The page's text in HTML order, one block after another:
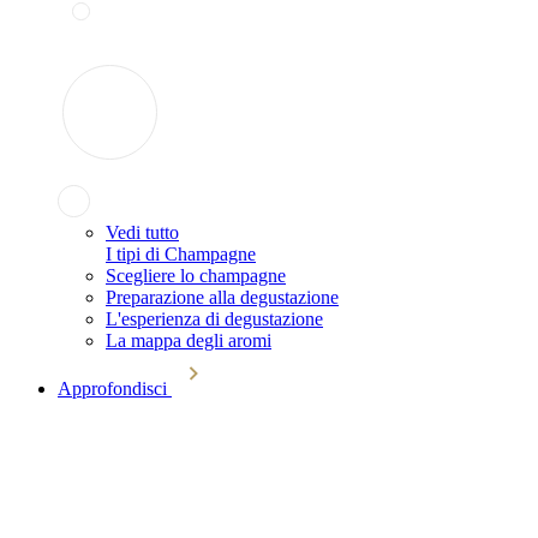
Vedi tutto
I tipi di Champagne
Scegliere lo champagne
Preparazione alla degustazione
L'esperienza di degustazione
La mappa degli aromi
Approfondisci